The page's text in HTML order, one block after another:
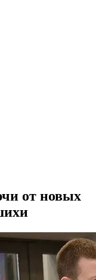
от новых